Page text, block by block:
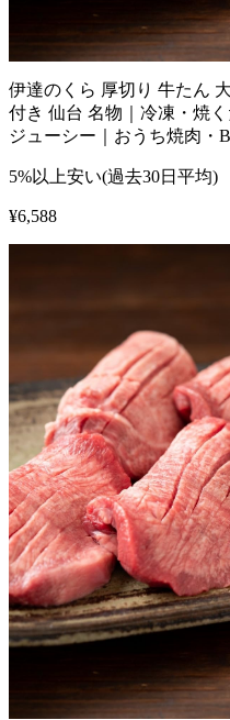
伊達のくら 厚切り 牛たん
付き 仙台 名物｜冷凍・焼
ジューシー｜おうち焼肉・
5%以上安い(過去30日平均)
¥6,588